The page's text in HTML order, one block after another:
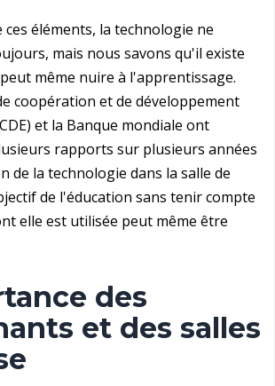
ces éléments, la technologie ne
mais nous savons qu'il existe
même nuire à l'apprentissage.
coopération et de développement
et la Banque mondiale ont
rapports sur plusieurs années
de la technologie dans la salle de
de l'éducation sans tenir compte
elle est utilisée peut même être
des
et des salles